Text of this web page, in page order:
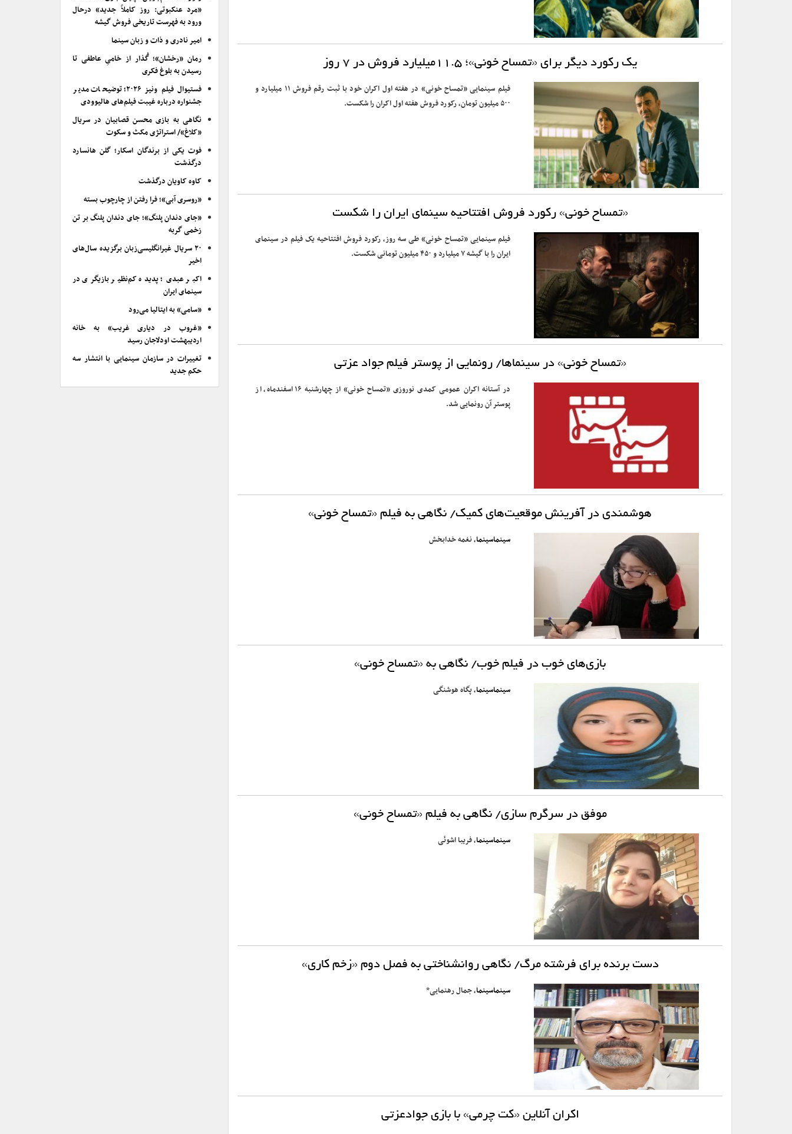
یک رکورد دیگر برای «تمساح خونی»؛ ۱۱.۵میلیارد فروش در ۷ روز
فیلم سینمایی «تمساح خونی» در هفته اول اکران خود با ثبت رقم فروش ۱۱ میلیارد و
۵۰۰ میلیون تومان، رکورد فروش هفته اول اکران را شکست.
«تمساح خونی» رکورد فروش افتتاحیه سینمای ایران را شکست
فیلم سینمایی «تمساح خونی» طی سه روز، رکورد فروش افتتاحیه یک فیلم در سینمای
ایران را با گیشه ۷ میلیارد و ۴۵۰ میلیون تومانی شکست.
«تمساح خونی» در سینماها/ رونمایی از پوستر فیلم جواد عزتی
در آستانه اکران عمومی کمدی نوروزی «تمساح خونی» از چهارشنبه ۱۶ اسفندماه، از
پوستر آن رونمایی شد.
هوشمندی در آفرینش موقعیت‌های کمیک/ نگاهی به فیلم «تمساح خونی»
سینماسینما، نغمه خدابخش
بازی‌های خوب در فیلم خوب/ نگاهی به «تمساح خونی»
سینماسینما، پگاه هوشنگی
موفق در سرگرم سازی/ نگاهی به فیلم «تمساح خونی»
سینماسینما، فریبا اشوئی
دست برنده برای فرشته مرگ/ نگاهی روانشناختی به فصل دوم «زخم کاری»
سینماسینما، جمال رهنمایی*
اکران آنلاین «کت چرمی» با بازی جوادعزتی
«مرد عنکبوتی: روز کاملاً جدید» درحال
ورود به فهرست تاریخی فروش گیشه
امیر نادری و ذات و زبان سینما
رمان «رخشان»؛ گُذار از خامیِ عاطفی تا
رسیدن به بلوغ فکری
فستیوال فیلم ونیز ۲۰۲۶؛ توضیحات مدیر
جشنواره درباره غیبت فیلم‌های هالیوودی
نگاهی به بازی محسن قصابیان در سریال
«کلاغ»/ استراتژی مکث و سکوت
فوت یکی از برندگان اسکار؛ گلن هانسارد
درگذشت
کاوه کاویان درگذشت
«روسری آبی»؛ فرا رفتن از چارچوب بسته
«جای دندان پلنگ»؛ جای دندان پلنگ بر تن
زخمی گربه
۲۰ سریال غیرانگلیسی‌زبان برگزیده سال‌های
اخیر
اکبر عبدی؛ پدیده کم‌نظیر بازیگری در
سینمای ایران
«سامی» به ایتالیا می‌رود
«غروب در دیاری غریب» به خانه
اردیبهشت اودلاجان رسید
تغییرات در سازمان سینمایی با انتشار سه
حکم جدید